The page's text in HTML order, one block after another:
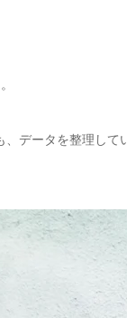
データを整理して